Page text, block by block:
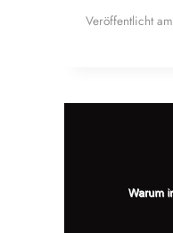
Veröffentlicht am